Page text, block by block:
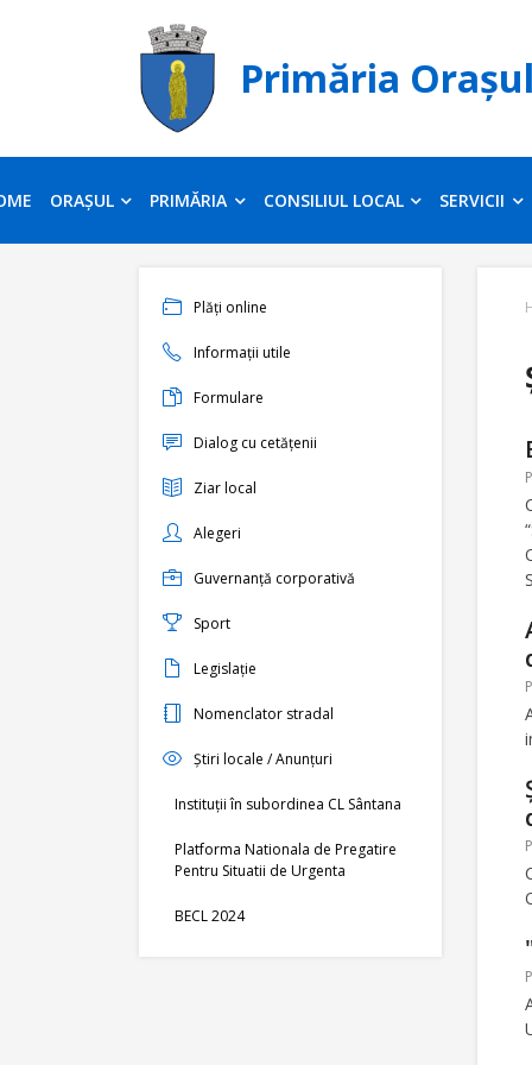
Primăria
ORAȘUL PRIMĂRIA CONSILIUL LOCAL SERVICII
Plăți online
Informații utile
Formulare
Dialog cu cetățenii
Ziar local
Alegeri
Guvernanță corporativă
Sport
Legislație
Nomenclator stradal
Știri locale / Anunțuri
Instituții în subordinea CL Sântana
Platforma Nationala de Pregatire
Pentru Situatii de Urgenta
BECL 2024